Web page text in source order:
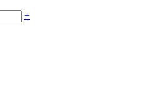
+